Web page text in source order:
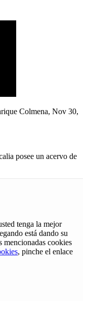
Colmena, Nov 30,
posee un acervo de
tenga la mejor
está dando su
mencionadas cookies
, pinche el enlace